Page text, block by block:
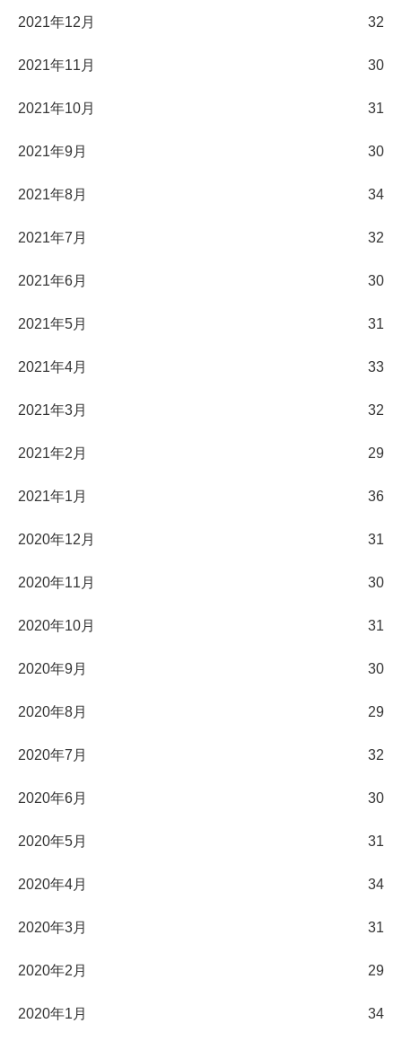
2021年12月 32
2021年11月 30
2021年10月 31
2021年9月 30
2021年8月 34
2021年7月 32
2021年6月 30
2021年5月 31
2021年4月 33
2021年3月 32
2021年2月 29
2021年1月 36
2020年12月 31
2020年11月 30
2020年10月 31
2020年9月 30
2020年8月 29
2020年7月 32
2020年6月 30
2020年5月 31
2020年4月 34
2020年3月 31
2020年2月 29
2020年1月 34